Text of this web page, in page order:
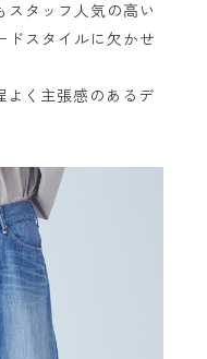
スタッフ人気の高い
ドスタイルに欠かせ
よく主張感のあるデ